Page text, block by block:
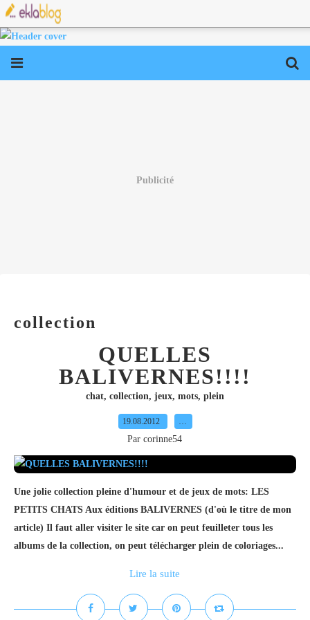
Publicité
collection
QUELLES
BALIVERNES!!!!
chat, collection, jeux, mots, plein
19.08.2012 …
Par corinne54
Une jolie collection pleine d'humour et de jeux de mots: LES
PETITS CHATS Aux éditions BALIVERNES (d'où le titre de mon
article) Il faut aller visiter le site car on peut feuilleter tous les
albums de la collection, on peut télécharger plein de coloriages...
Lire la suite